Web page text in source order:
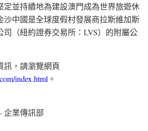
定並持續地為建設澳門成為世界旅遊休
沙中國是全球度假村發展商拉斯維加斯
司（紐約證券交易所：LVS）的附屬公
訊，請瀏覽網頁
index.html 。
企業傳訊部